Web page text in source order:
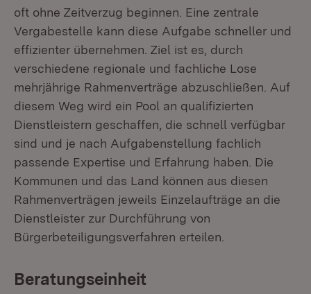
oft ohne Zeitverzug beginnen. Eine zentrale
Vergabestelle kann diese Aufgabe schneller und
effizienter übernehmen. Ziel ist es, durch
verschiedene regionale und fachliche Lose
mehrjährige Rahmenverträge abzuschließen. Auf
diesem Weg wird ein Pool an qualifizierten
Dienstleistern geschaffen, die schnell verfügbar
sind und je nach Aufgabenstellung fachlich
passende Expertise und Erfahrung haben. Die
Kommunen und das Land können aus diesen
Rahmenverträgen jeweils Einzelaufträge an die
Dienstleister zur Durchführung von
Bürgerbeteiligungsverfahren erteilen.
Beratungseinheit